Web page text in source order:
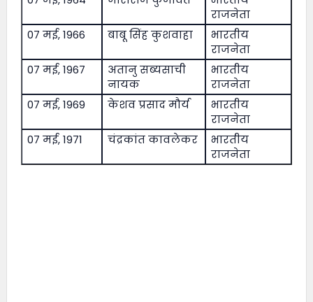
राजनेता
07 मई, 1966
बाबू सिंह कुशवाहा
भारतीय
राजनेता
07 मई, 1967
अतानु सब्यसाची
नायक
भारतीय
राजनेता
07 मई, 1969
केशव प्रसाद मौर्य
भारतीय
राजनेता
07 मई, 1971
चंद्रकांत कावलेकर
भारतीय
राजनेता